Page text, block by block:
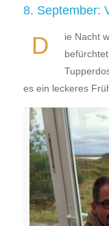
8. September:
D
ie Nacht
es ein leckeres